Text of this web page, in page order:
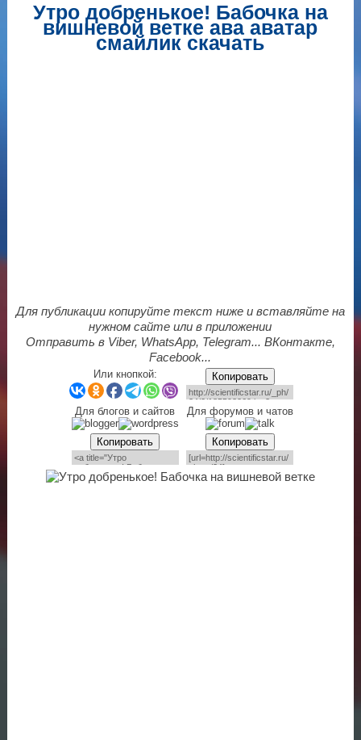
Утро добренькое! Бабочка на
вишневой ветке ава аватар
смайлик скачать
Для публикации копируйте текст ниже и вставляйте на
нужном сайте или в приложении
Отправить в Viber, WhatsApp, Telegram... ВКонтакте,
Facebook...
Или кнопкой: Копировать
Для блогов и сайтов Для форумов и чатов
Копировать Копировать